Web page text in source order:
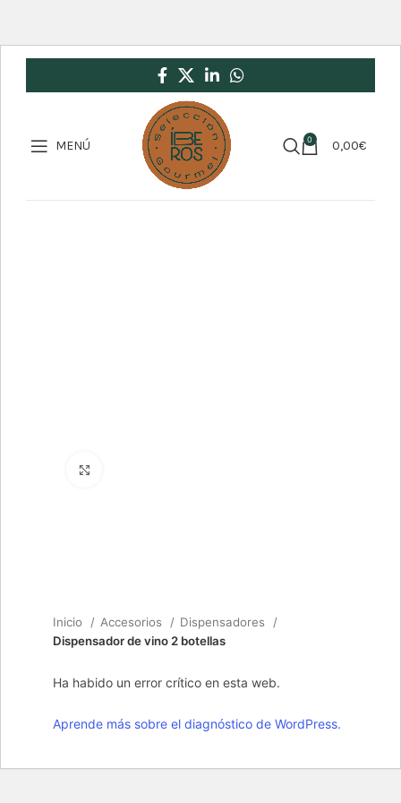
MENÚ 0 0,00€
Inicio Accesorios
Dispensadores
Dispensador de vino 2 botellas
Ha habido un error crítico en esta web.
Aprende más sobre el diagnóstico de WordPress.